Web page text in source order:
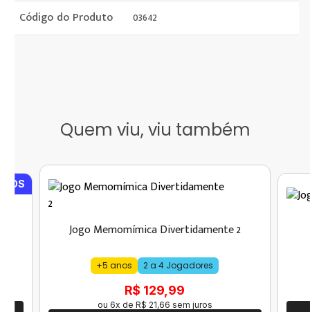
Código do Produto 03642
Quem viu, viu também
Jogo Memomímica Divertidamente 2
+5 anos 2 a 4 Jogadores
R$ 129,99
ou 6x de R$ 21,66 sem juros